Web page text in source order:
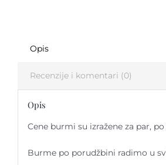
Opis
Recenzije i komentari (0)
Opis
Cene burmi su izražene za par,
Burme po porudžbini radimo u